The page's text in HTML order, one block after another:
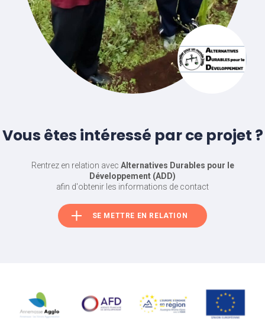
Vous êtes intéressé par ce projet ?
Rentrez en relation avec Alternatives Durables pour le
Développement (ADD)
afin d'obtenir les informations de contact
SE METTRE EN RELATION